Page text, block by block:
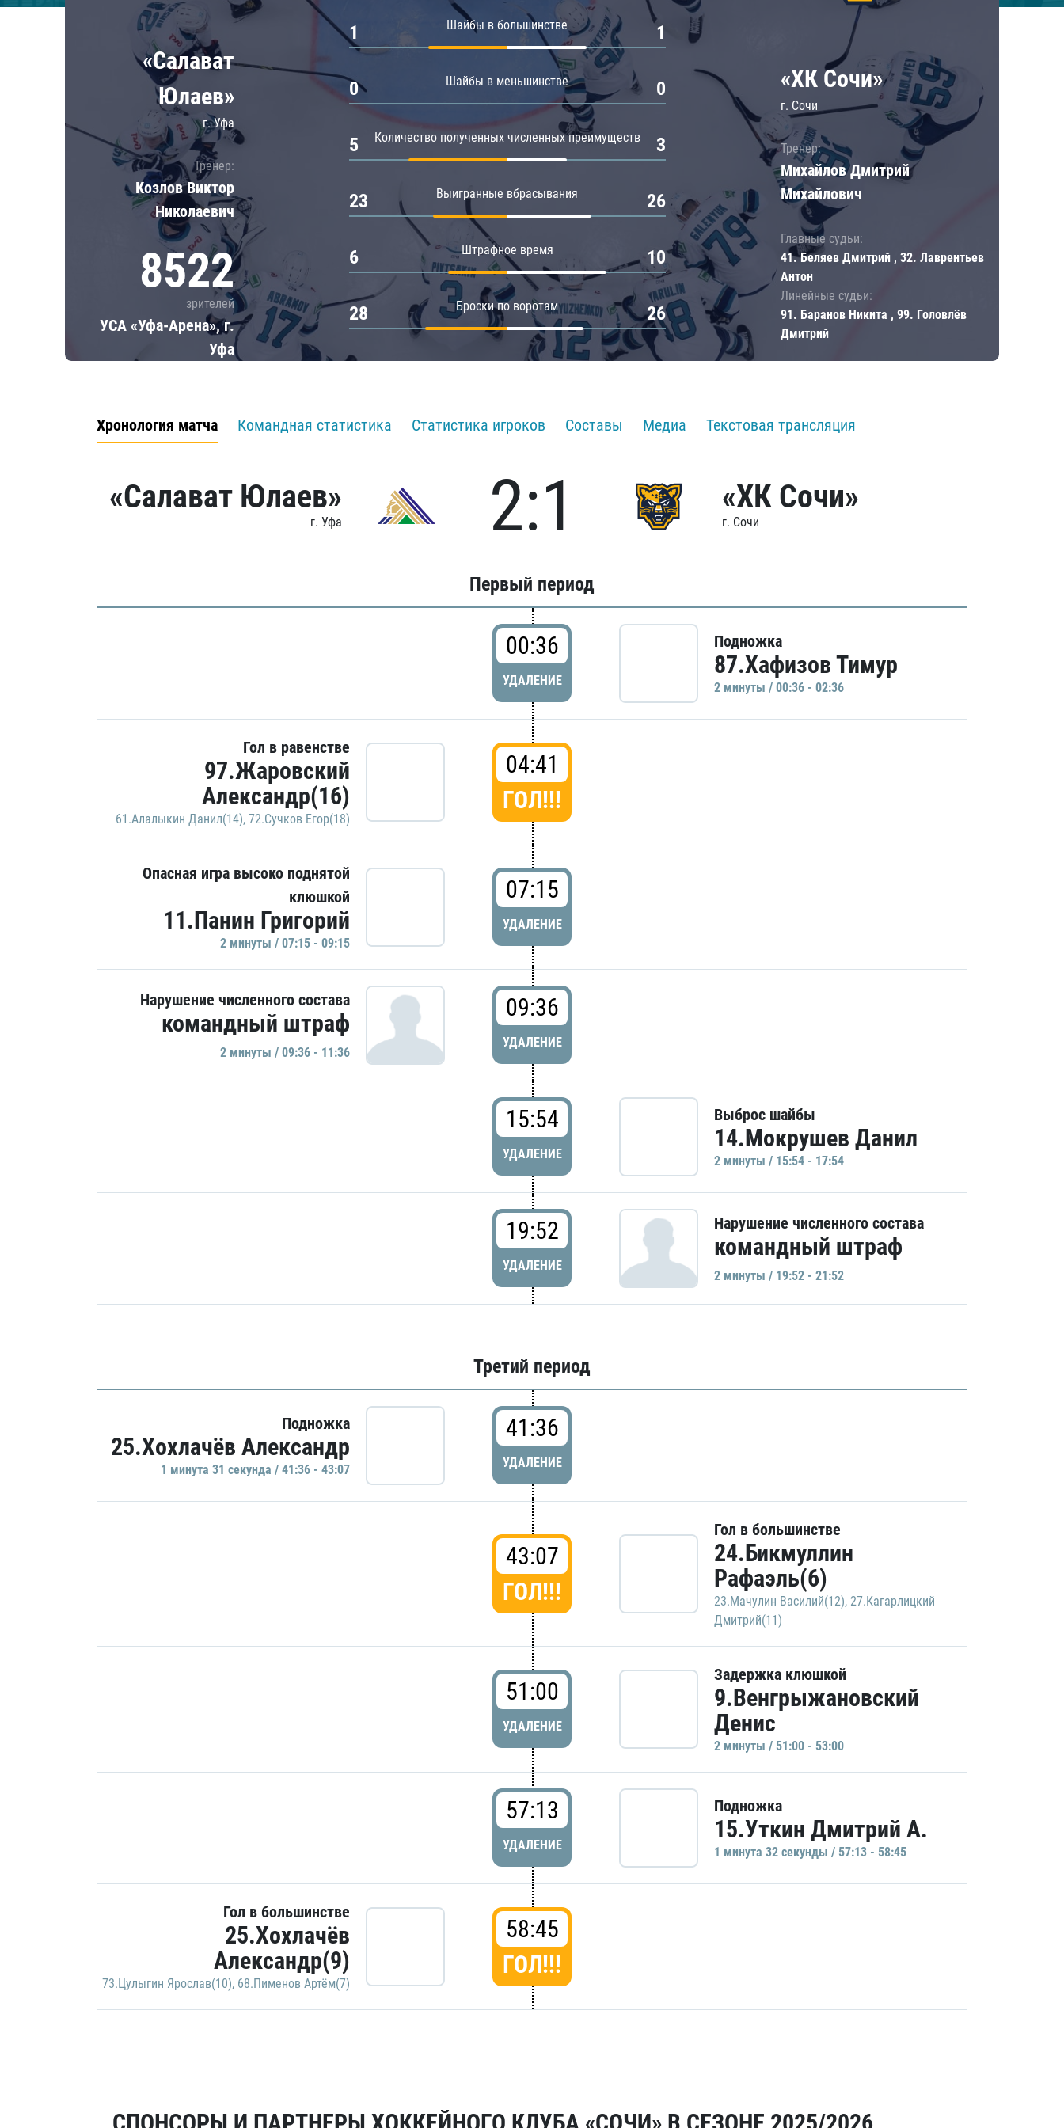
Локомотив
ЦСКА
«Салават
Юлаев»
г. Уфа
Тренер:
Козлов Виктор
Николаевич
8522
зрителей
УСА «Уфа-Арена», г.
Уфа
Шайбы в большинстве
1 1
Шайбы в меньшинстве
0 0
Количество полученных численных преимуществ
5 3
Выигранные вбрасывания
23 26
Штрафное время
6 10
Броски по воротам
28 26
«ХК Сочи»
г. Сочи
Тренер:
Михайлов Дмитрий
Михайлович
Главные судьи:
41. Беляев Дмитрий , 32. Лаврентьев
Антон
Линейные судьи:
91. Баранов Никита , 99. Головлёв
Дмитрий
Хронология матча Командная статистика Статистика игроков Составы Медиа Текстовая трансляция
«Салават Юлаев»
г. Уфа 2:1 «ХК Сочи»
г. Сочи
Первый период
00:36
УДАЛЕНИЕ
Подножка
87.Хафизов Тимур
2 минуты / 00:36 - 02:36
Гол в равенстве
97.Жаровский
Александр(16)
61.Алалыкин Данил(14), 72.Сучков Егор(18)
04:41
ГОЛ!!!
Опасная игра высоко поднятой
клюшкой
11.Панин Григорий
2 минуты / 07:15 - 09:15
07:15
УДАЛЕНИЕ
Нарушение численного состава
командный штраф
2 минуты / 09:36 - 11:36
09:36
УДАЛЕНИЕ
15:54
УДАЛЕНИЕ
Выброс шайбы
14.Мокрушев Данил
2 минуты / 15:54 - 17:54
19:52
УДАЛЕНИЕ
Нарушение численного состава
командный штраф
2 минуты / 19:52 - 21:52
Третий период
Подножка
25.Хохлачёв Александр
1 минутa 31 секундa / 41:36 - 43:07
41:36
УДАЛЕНИЕ
43:07
ГОЛ!!!
Гол в большинстве
24.Бикмуллин
Рафаэль(6)
23.Мачулин Василий(12), 27.Кагарлицкий
Дмитрий(11)
51:00
УДАЛЕНИЕ
Задержка клюшкой
9.Венгрыжановский
Денис
2 минуты / 51:00 - 53:00
57:13
УДАЛЕНИЕ
Подножка
15.Уткин Дмитрий А.
1 минутa 32 секунды / 57:13 - 58:45
Гол в большинстве
25.Хохлачёв
Александр(9)
73.Цулыгин Ярослав(10), 68.Пименов Артём(7)
58:45
ГОЛ!!!